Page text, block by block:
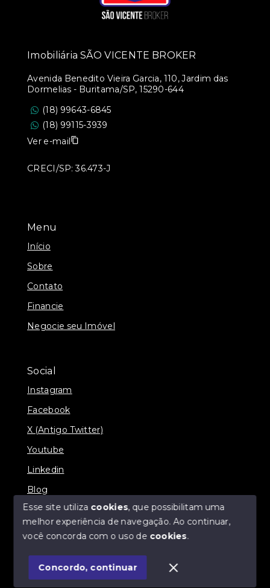
Menu
Início
Sobre
Contato
Financie
Negocie seu Imóvel
Social
Instagram
Facebook
X (Antigo Twitter)
Youtube
Linkedin
Blog
© Copyright 2026 - Imobiliária SÃO VICENTE
SITE PARA IMOBILIARIA
Imobiliária SÃO VICENTE BROKER
Avenida Benedito Vieira Garcia, 110, Jardim das
Dormelias - Buritama/SP, 15290-644
(18) 99643-6845
(18) 99115-3939
Ver e-mail
CRECI/SP: 36.473-J
Esse site utiliza cookies, que possibilitam uma
melhor experiência de navegação.Ao continuar,
você concorda com o uso de cookies.
Concordo, continuar